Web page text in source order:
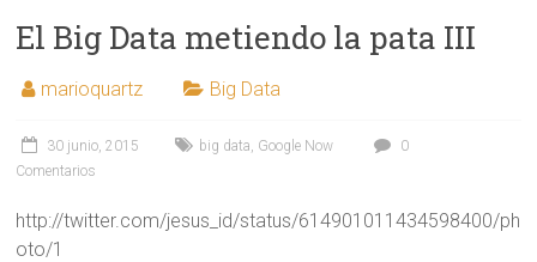
El Big Data metiendo la pata III
marioquartz Big Data
30 junio, 2015 big data, Google Now
0
Comentarios
http://twitter.com/jesus_id/status/614901011434598400/ph
oto/1